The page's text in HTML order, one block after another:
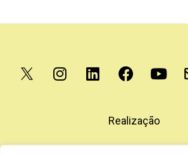
Realização